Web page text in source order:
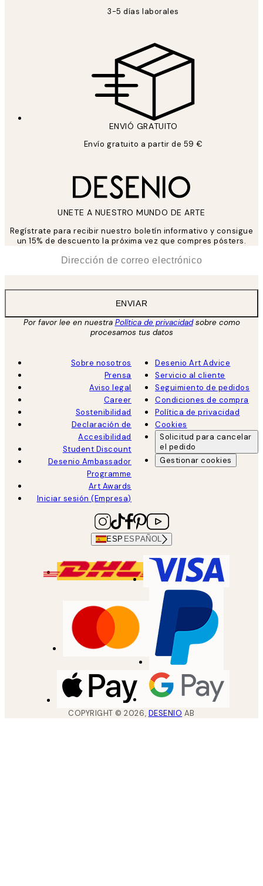
3-5 días laborales
ENVIÓ GRATUITO
Envío gratuito a partir de 59 €
UNETE A NUESTRO MUNDO DE ARTE
Regístrate para recibir nuestro boletín informativo y consigue
un 15% de descuento la próxima vez que compres pósters.
ENVIAR
Por favor lee en nuestra Política de privacidadsobre como
procesamos tus datos
Sobre nosotros
Prensa
Aviso legal
Career
Sostenibilidad
Declaración de
Accesibilidad
Student Discount
Desenio Ambassador
Programme
Art Awards
Iniciar sesión (Empresa)
Desenio Art Advice
Servicio al cliente
Seguimiento de pedidos
Condiciones de compra
Política de privacidad
Cookies
Solicitud para cancelar
el pedido
Gestionar cookies
ESP ESPAÑOL
COPYRIGHT ©2026, DESENIO AB